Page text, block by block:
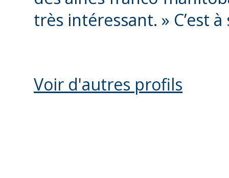
très intéressant. » C’est
Voir d'autres profils